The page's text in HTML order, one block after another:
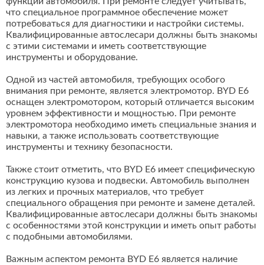
что специальное программное обеспечение может
потребоваться для диагностики и настройки системы.
Квалифицированные автослесари должны быть знакомы
с этими системами и иметь соответствующие
инструменты и оборудование.
Одной из частей автомобиля, требующих особого
внимания при ремонте, является электромотор. BYD E6
оснащен электромотором, который отличается высоким
уровнем эффективности и мощностью. При ремонте
электромотора необходимо иметь специальные знания и
навыки, а также использовать соответствующие
инструменты и технику безопасности.
Также стоит отметить, что BYD E6 имеет специфическую
конструкцию кузова и подвески. Автомобиль выполнен
из легких и прочных материалов, что требует
специального обращения при ремонте и замене деталей.
Квалифицированные автослесари должны быть знакомы
с особенностями этой конструкции и иметь опыт работы
с подобными автомобилями.
Важным аспектом ремонта BYD E6 является наличие